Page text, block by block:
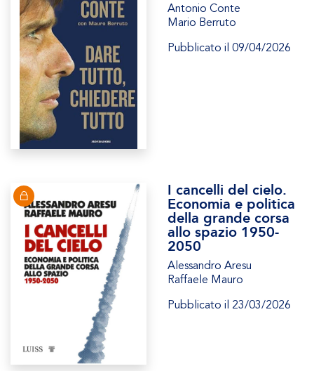
Antonio Conte
Mario Berruto
Pubblicato il 09/04/2026
I cancelli del cielo.
Economia e politica
della grande corsa
allo spazio 1950-
2050
Alessandro Aresu
Raffaele Mauro
Pubblicato il 23/03/2026